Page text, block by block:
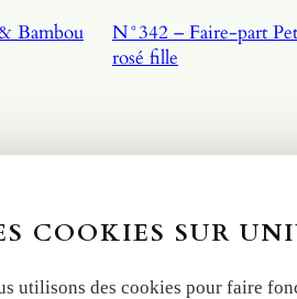
Bambou
N°342 – Faire-part
rosé fille
COOKIES SUR
utilisons des cookies pour faire